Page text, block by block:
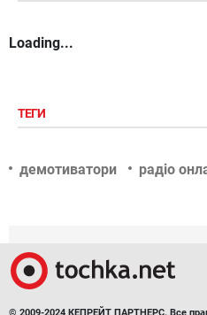
Loading...
ТЕГИ
демотиватори радіо